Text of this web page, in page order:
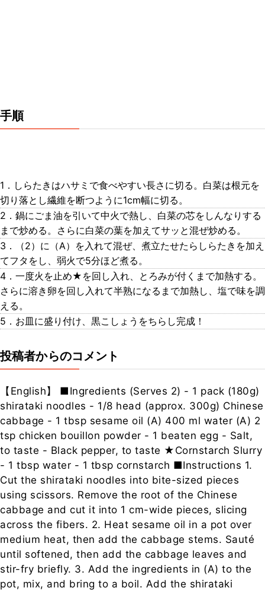
手順
1．しらたきはハサミで食べやすい長さに切る。白菜は根元を
切り落とし繊維を断つように1cm幅に切る。
2．鍋にごま油を引いて中火で熱し、白菜の芯をしんなりする
まで炒める。さらに白菜の葉を加えてサッと混ぜ炒める。
3．（2）に（A）を入れて混ぜ、煮立たせたらしらたきを加え
てフタをし、弱火で5分ほど煮る。
4．一度火を止め★を回し入れ、とろみが付くまで加熱する。
さらに溶き卵を回し入れて半熟になるまで加熱し、塩で味を調
える。
5．お皿に盛り付け、黒こしょうをちらし完成！
投稿者からのコメント
【English】 ■Ingredients (Serves 2) - 1 pack (180g)
shirataki noodles - 1/8 head (approx. 300g) Chinese
cabbage - 1 tbsp sesame oil (A) 400 ml water (A) 2
tsp chicken bouillon powder - 1 beaten egg - Salt,
to taste - Black pepper, to taste ★Cornstarch Slurry
- 1 tbsp water - 1 tbsp cornstarch ■Instructions 1.
Cut the shirataki noodles into bite-sized pieces
using scissors. Remove the root of the Chinese
cabbage and cut it into 1 cm-wide pieces, slicing
across the fibers. 2. Heat sesame oil in a pot over
medium heat, then add the cabbage stems. Sauté
until softened, then add the cabbage leaves and
stir-fry briefly. 3. Add the ingredients in (A) to the
pot, mix, and bring to a boil. Add the shirataki